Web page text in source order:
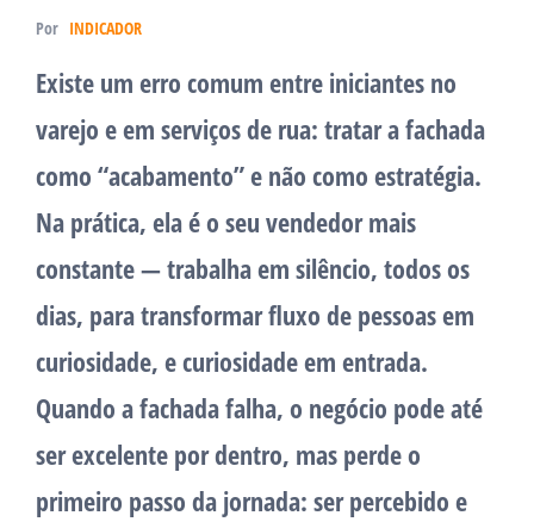
Por INDICADOR
Existe um erro comum entre iniciantes no
varejo e em serviços de rua: tratar a fachada
como “acabamento” e não como estratégia.
Na prática, ela é o seu vendedor mais
constante — trabalha em silêncio, todos os
dias, para transformar fluxo de pessoas em
curiosidade, e curiosidade em entrada.
Quando a fachada falha, o negócio pode até
ser excelente por dentro, mas perde o
primeiro passo da jornada: ser percebido e